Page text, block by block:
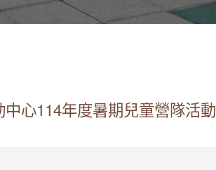
心114年度暑期兒童營隊活動